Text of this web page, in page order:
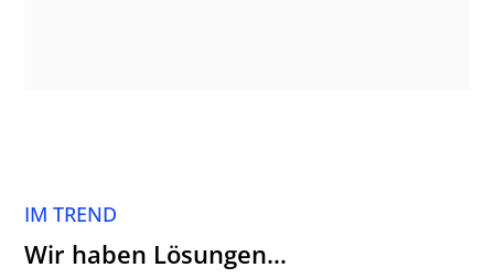
IM TREND
Wir haben Lösungen…